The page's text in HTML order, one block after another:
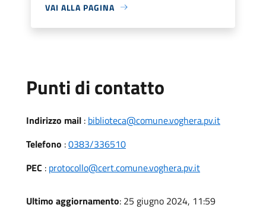
VAI ALLA PAGINA
Punti di contatto
Indirizzo mail : biblioteca@comune.voghera.pv.it
Telefono :0383/336510
PEC : protocollo@cert.comune.voghera.pv.it
Ultimo aggiornamento: 25 giugno 2024, 11:59